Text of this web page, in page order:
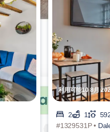
利用可能10 8月
2 1
#1329531P •